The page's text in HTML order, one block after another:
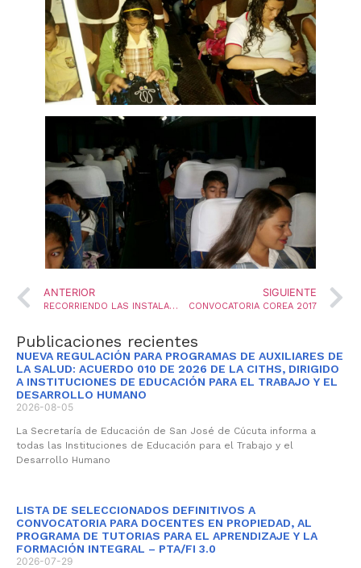
ANTERIOR
RECORRIENDO LAS INSTALACIONES DE LA NUEVA SEDE DE LA INSTITUCIÓN EDUCATIVA MERCEDES ABREGO
SIGUIENTE
CONVOCATORIA COREA 2017
Publicaciones recientes
NUEVA REGULACIÓN PARA PROGRAMAS DE AUXILIARES DE
LA SALUD: ACUERDO 010 DE 2026 DE LA CITHS, DIRIGIDO
A INSTITUCIONES DE EDUCACIÓN PARA EL TRABAJO Y EL
DESARROLLO HUMANO
2026-08-05
La Secretaría de Educación de San José de Cúcuta informa a
todas las Instituciones de Educación para el Trabajo y el
Desarrollo Humano
LISTA DE SELECCIONADOS DEFINITIVOS A
CONVOCATORIA PARA DOCENTES EN PROPIEDAD, AL
PROGRAMA DE TUTORIAS PARA EL APRENDIZAJE Y LA
FORMACIÓN INTEGRAL – PTA/FI 3.0
2026-07-29